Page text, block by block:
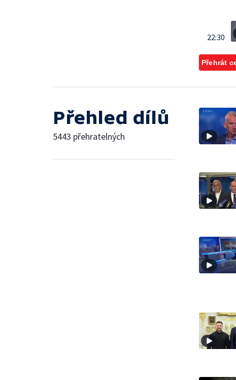
22:30
Přehrát
Přehled dílů
5443 přehratelných